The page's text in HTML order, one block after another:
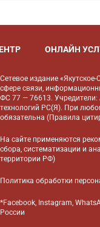
ОНЛАЙН
Сетевое издание
сфере связи,
ФС 77 — 76613.
технологий РС(Я). При
обязательна (Правила
На сайте применяются
сбора, систематизации и
территории РФ)
Политика обработки
*Facebook, Instagram,
России